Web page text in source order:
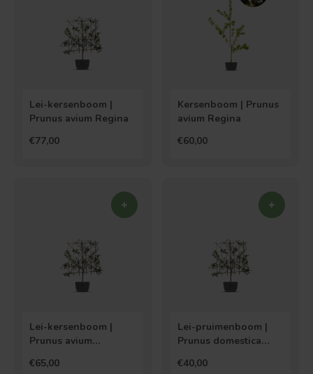
Lei-kersenboom |
Prunus avium Regina
€77,00
Kersenboom | Prunus
avium Regina
€60,00
Lei-kersenboom |
Prunus avium
€65,00
Lei-pruimenboom |
Prunus domestica
€40,00